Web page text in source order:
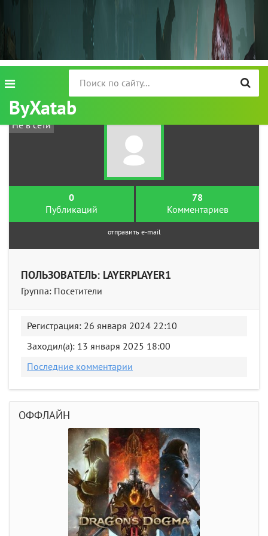
ByXatab
Не в сети
0
Публикаций
78
Комментариев
отправить e-mail
ПОЛЬЗОВАТЕЛЬ: LAYERPLAYER1
Группа: Посетители
Регистрация: 26 января 2024 22:10
Заходил(а): 13 января 2025 18:00
Последние комментарии
ОФФЛАЙН